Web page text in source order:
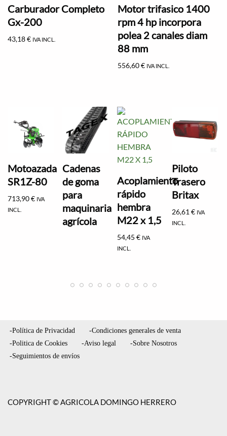
Carburador Completo
Gx-200
43,18€ IVA INCL.
Motor trifasico 1400
rpm 4 hp incorpora
polea 2 canales diam
88 mm
556,60€ IVA INCL.
Motoazada
SR1Z-80
713,90€ IVA
INCL.
Cadenas
de goma
para
maquinaria
agrícola
Acoplamiento
rápido
hembra
M22 x 1,5
54,45€ IVA
INCL.
Piloto
Trasero
Britax
26,61€ IVA
INCL.
-Política de Privacidad
-Condiciones generales de venta
-Politica de Cookies
-Aviso legal
-Sobre Nosotros
-Seguimientos de envíos
COPYRIGHT © AGRICOLA DOMINGO HERRERO